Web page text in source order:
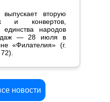
вторую
и конвертов,
народов
— 28 июля в
«Филателия» (г.
новости